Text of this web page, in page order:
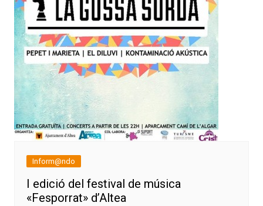
Inform@ndo
I edició del festival de música
«Fesporrat» d’Altea